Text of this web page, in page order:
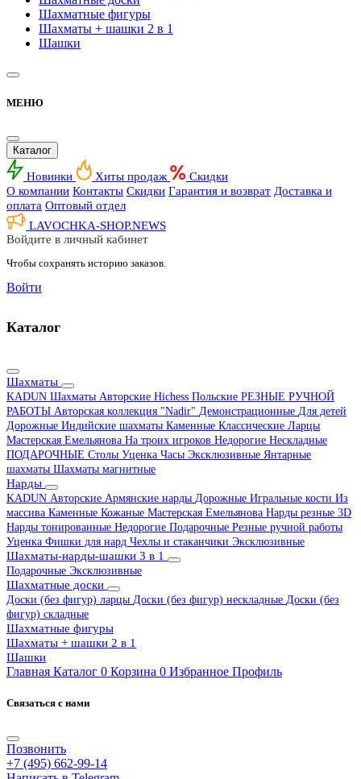
Шахматные фигуры
Шахматы + шашки 2 в 1
Шашки
МЕНЮ
Каталог
Новинки Хиты продаж
Скидки
О компании Контакты Скидки Гарантия и возврат Доставка и
оплата Оптовый отдел
LAVOCHKA-SHOP.NEWS
Войдите в личный кабинет
Чтобы сохранять историю заказов.
Войти
Каталог
Шахматы
KADUN Шахматы Авторские Hichess Польские РЕЗНЫЕ РУЧНОЙ
РАБОТЫ Авторская коллекция "Nadir" Демонстрационные Для детей
Дорожные Индийские шахматы Каменные Классические Ларцы
Мастерская Емельянова На троих игроков Недорогие Нескладные
ПОДАРОЧНЫЕ Столы Уценка Часы Эксклюзивные Янтарные
шахматы Шахматы магнитные
Нарды
KADUN Авторские Армянские нарды Дорожные Игральные кости Из
массива Каменные Кожаные Мастерская Емельянова Нарды резные 3D
Нарды тонированные Недорогие Подарочные Резные ручной работы
Уценка Фишки для нард Чехлы и стаканчики Эксклюзивные
Шахматы-нарды-шашки 3 в 1
Подарочные Эксклюзивные
Шахматные доски
Доски (без фигур) ларцы Доски (без фигур) нескладные Доски (без
фигур) складные
Шахматные фигуры
Шахматы + шашки 2 в 1
Шашки
Главная Каталог 0 Корзина 0 Избранное Профиль
Связаться с нами
Позвонить
+7 (495) 662-99-14